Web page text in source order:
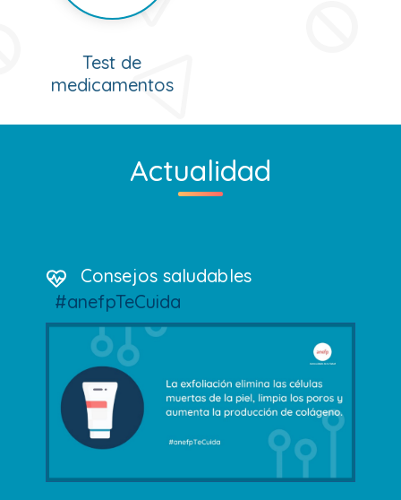
Test de
medicamentos
Actualidad
Consejos saludables
#anefpTeCuida